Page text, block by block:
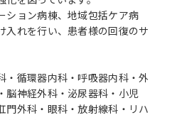
ション病棟、地域包括ケア病
入れを行い、患者様の回復のサ
循環器内科・呼吸器内科・外
脳神経外科・泌尿器科・小児
門外科・眼科・放射線科・リハ